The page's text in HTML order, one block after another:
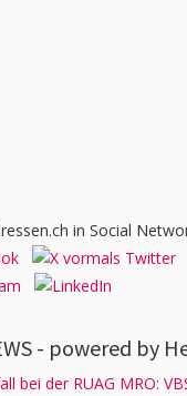
in Social
- powered by
bei der RUAG MRO: